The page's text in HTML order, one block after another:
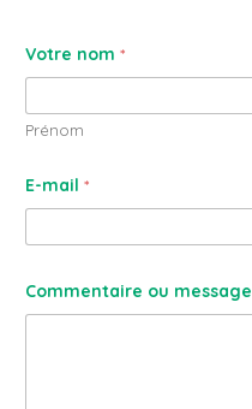
Votre nom *
Prénom
E-mail *
Commentaire ou message